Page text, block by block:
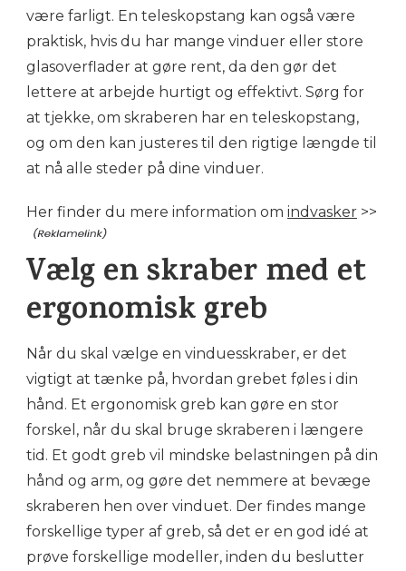
være farligt. En teleskopstang kan også være
praktisk, hvis du har mange vinduer eller store
glasoverflader at gøre rent, da den gør det
lettere at arbejde hurtigt og effektivt. Sørg for
at tjekke, om skraberen har en teleskopstang,
og om den kan justeres til den rigtige længde til
at nå alle steder på dine vinduer.
Her finder du mere information om indvasker >>
Vælg en skraber med et
ergonomisk greb
Når du skal vælge en vinduesskraber, er det
vigtigt at tænke på, hvordan grebet føles i din
hånd. Et ergonomisk greb kan gøre en stor
forskel, når du skal bruge skraberen i længere
tid. Et godt greb vil mindske belastningen på din
hånd og arm, og gøre det nemmere at bevæge
skraberen hen over vinduet. Der findes mange
forskellige typer af greb, så det er en god idé at
prøve forskellige modeller, inden du beslutter